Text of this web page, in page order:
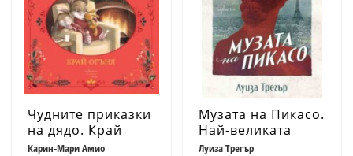
Чудните приказки
на дядо. Край
огъня
Карин-Мари Амио
Музата на Пикасо.
Най-великата
любовна история
Луиза Трегър